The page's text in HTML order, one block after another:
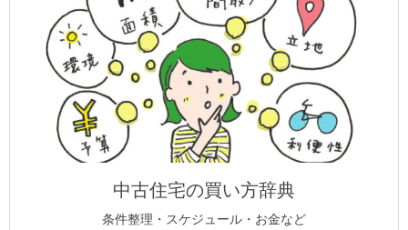
中古住宅の買い方辞典
条件整理・スケジュール・お金など